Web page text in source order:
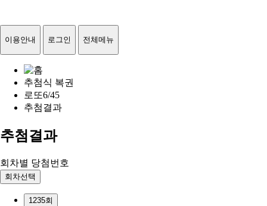
이용안내 로그인 전체메뉴
추첨식 복권
로또6/45
추첨결과
추첨결과
회차별 당첨번호
회차선택
1235회